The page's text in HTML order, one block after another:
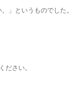
」というものでした
ださい。